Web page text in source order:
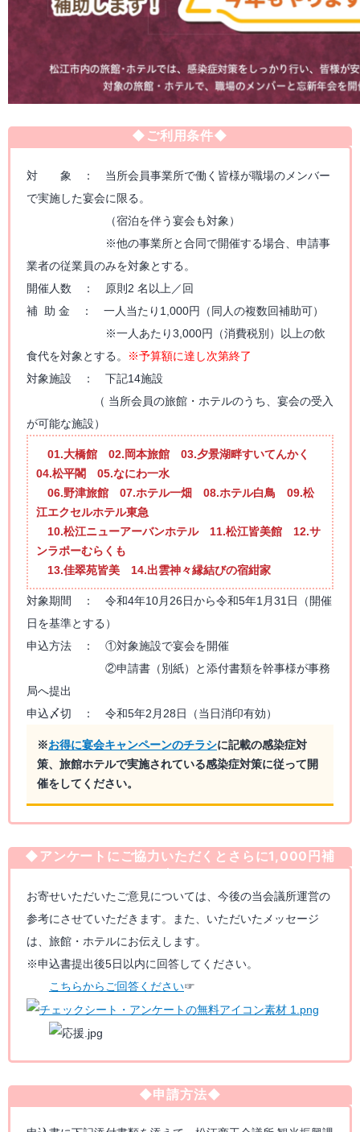
◆ご利用条件◆
対 象 ： 当所会員事業所で働く皆様が職場のメンバー
で実施した宴会に限る。
（宿泊を伴う宴会も対象）
※他の事業所と合同で開催する場合、申請事
業者の従業員のみを対象とする。
開催人数 ： 原則2 名以上／回
補 助 金 ： 一人当たり1,000円（同人の複数回補助可）
※一人あたり3,000円（消費税別）以上の飲
食代を対象とする。
※予算額に達し次第終了
対象施設 ： 下記14施設
（ 当所会員の旅館・ホテルのうち、宴会の受入
が可能な施設）
01.大橋館 02.岡本旅館 03.夕景湖畔すいてんかく
04.松平閣 05.なにわ一水
06.野津旅館 07.ホテル一畑 08.ホテル白鳥 09.松
江エクセルホテル東急
10.松江ニューアーバンホテル 11.松江皆美館 12.サ
ンラポーむらくも
13.佳翠苑皆美 14.出雲神々縁結びの宿紺家
対象期間 ： 令和4年10月26日から令和5年1月31日（開催
日を基準とする）
申込方法 ： ①対象施設で宴会を開催
②申請書（別紙）と添付書類を幹事様が事務
局へ提出
申込〆切 ： 令和5年2月28日（当日消印有効）
※お得に宴会キャンペーンのチラシに記載の感染症対
策、旅館ホテルで実施されている感染症対策に従って開
催をしてください。
◆アンケートにご協力いただくとさらに1,000円補
お寄せいただいたご意見については、今後の当会議所運営の
参考にさせていただきます。
また、いただいたメッセージ
は、旅館・ホテルにお伝えします。
※申込書提出後5日以内に回答してください。
こちらからご回答ください☞
◆申請方法◆